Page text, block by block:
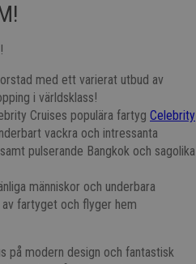
med ett varierat utbud av
i världsklass!
Cruises populära fartyg Celebrity
vackra och intressanta
pulserande Bangkok och sagolika
människor och underbara
fartyget och flyger hem
på modern design och fantastisk